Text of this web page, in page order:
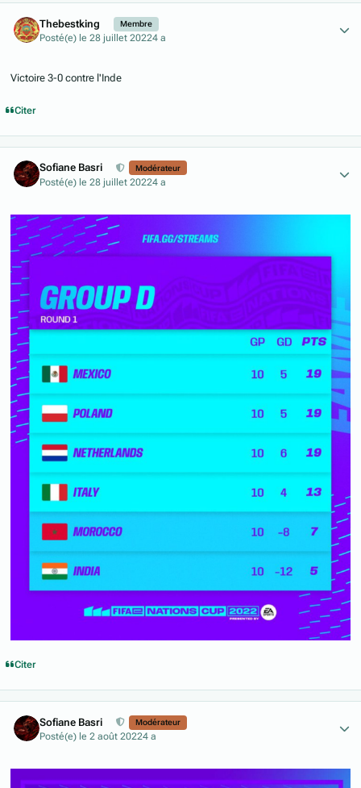
Thebestking Membre
Posté(e) le 28 juillet 20224 a
Victoire 3-0 contre l'Inde
Citer
Sofiane Basri Modérateur
Posté(e) le 28 juillet 20224 a
Citer
Sofiane Basri Modérateur
Posté(e) le 2 août 20224 a